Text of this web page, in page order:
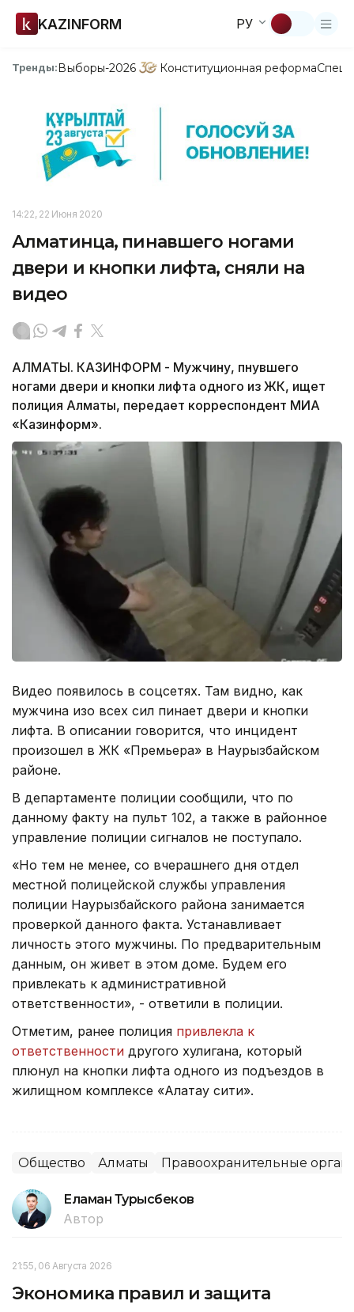
KAZINFORM РУ
Тренды:Выборы-2026 Конституционная реформа
14:22, 22 Июня 2020
Алматинца, пинавшего ногами
двери и кнопки лифта, сняли на
видео
АЛМАТЫ. КАЗИНФОРМ - Мужчину, пнувшего
ногами двери и кнопки лифта одного из ЖК, ищет
полиция Алматы, передает корреспондент МИА
«Казинформ».
Видео появилось в соцсетях. Там видно, как
мужчина изо всех сил пинает двери и кнопки
лифта. В описании говорится, что инцидент
произошел в ЖК «Премьера» в Наурызбайском
районе.
В департаменте полиции сообщили, что по
данному факту на пульт 102, а также в районное
управление полиции сигналов не поступало.
«Но тем не менее, со вчерашнего дня отдел
местной полицейской службы управления
полиции Наурызбайского района занимается
проверкой данного факта. Устанавливает
личность этого мужчины. По предварительным
данным, он живет в этом доме. Будем его
привлекать к административной
ответственности», - ответили в полиции.
Отметим, ранее полиция привлекла к
ответственности другого хулигана, который
плюнул на кнопки лифта одного из подъездов в
жилищном комплексе «Алатау сити».
Общество Алматы Правоохранительные
Еламан Турысбеков
Автор
21:55, 06 Августа 2026
Экономика правил и защита